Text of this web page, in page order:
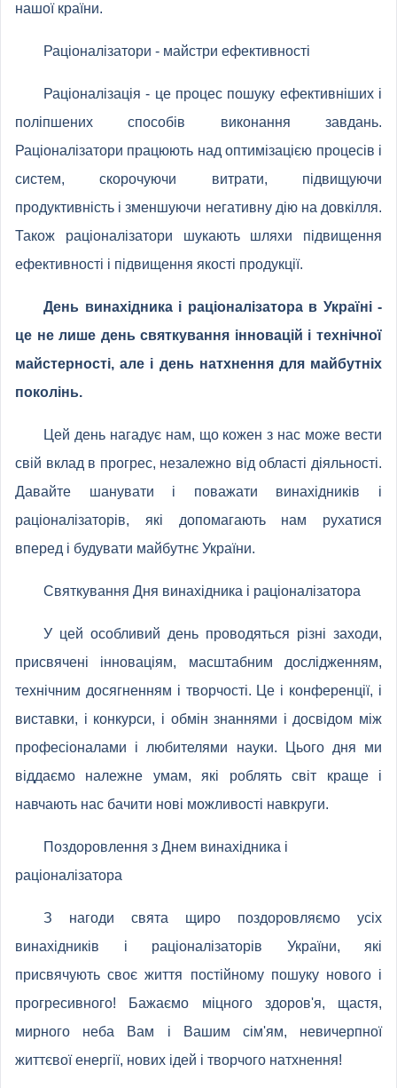
нашої країни.
Раціоналізатори - майстри ефективності
Раціоналізація - це процес пошуку ефективніших і
поліпшених способів виконання завдань.
Раціоналізатори працюють над оптимізацією процесів і
систем, скорочуючи витрати, підвищуючи
продуктивність і зменшуючи негативну дію на довкілля.
Також раціоналізатори шукають шляхи підвищення
ефективності і підвищення якості продукції.
День винахідника і раціоналізатора в Україні -
це не лише день святкування інновацій і технічної
майстерності, але і день натхнення для майбутніх
поколінь.
Цей день нагадує нам, що кожен з нас може вести
свій вклад в прогрес, незалежно від області діяльності.
Давайте шанувати і поважати винахідників і
раціоналізаторів, які допомагають нам рухатися
вперед і будувати майбутнє України.
Святкування Дня винахідника і раціоналізатора
У цей особливий день проводяться різні заходи,
присвячені інноваціям, масштабним дослідженням,
технічним досягненням і творчості. Це і конференції, і
виставки, і конкурси, і обмін знаннями і досвідом між
професіоналами і любителями науки. Цього дня ми
віддаємо належне умам, які роблять світ краще і
навчають нас бачити нові можливості навкруги.
Поздоровлення з Днем винахідника і
раціоналізатора
З нагоди свята щиро поздоровляємо усіх
винахідників і раціоналізаторів України, які
присвячують своє життя постійному пошуку нового і
прогресивного! Бажаємо міцного здоров'я, щастя,
мирного неба Вам і Вашим сім'ям, невичерпної
життєвої енергії, нових ідей і творчого натхнення!